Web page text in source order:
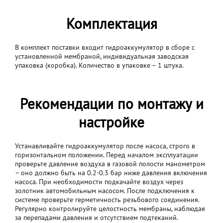
Комплектация
В комплект поставки входит гидроаккумулятор в сборе с
установленной мембраной, индивидуальная заводская
упаковка (коробка). Количество в упаковке – 1 штука.
Рекомендации по монтажу и
настройке
Устанавливайте гидроаккумулятор после насоса, строго в
горизонтальном положении. Перед началом эксплуатации
проверьте давление воздуха в газовой полости манометром
– оно должно быть на 0.2-0.3 бар ниже давления включения
насоса. При необходимости подкачайте воздух через
золотник автомобильным насосом. После подключения к
системе проверьте герметичность резьбового соединения.
Регулярно контролируйте целостность мембраны, наблюдая
за перепадами давления и отсутствием подтеканий.